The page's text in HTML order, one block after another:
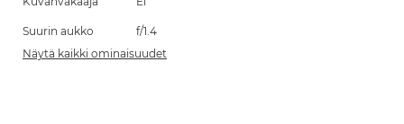
Suurin aukko
f/1.4
Näytä kaikki ominaisuudet